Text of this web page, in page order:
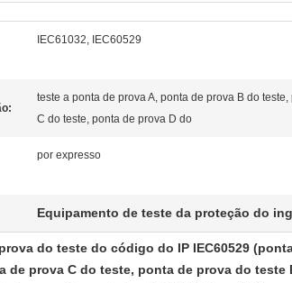
IEC61032, IEC60529
teste a ponta de prova A, ponta de prova B do
C do teste, ponta de prova D do
por expresso
Equipamento de teste da proteção do
do teste do código do IP IEC60529
de prova C do teste, ponta de prova do teste